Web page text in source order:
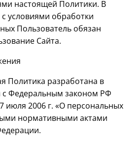
настоящей Политики. В
с условиями обработки
Пользователь обязан
Сайта.
Политика разработана в
с Федеральным законом РФ
июля 2006 г. «О персональных
нормативными актами